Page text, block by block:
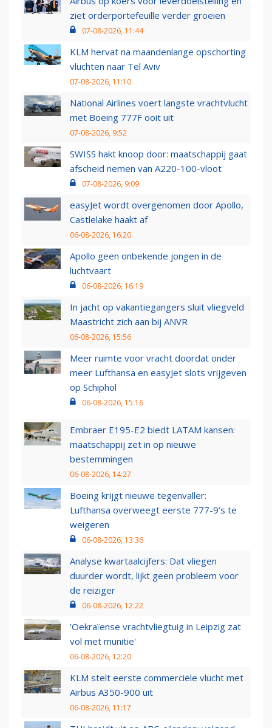
ziet orderportefeuille verder groeien
07-08-2026, 11:44
KLM hervat na maandenlange opschorting
vluchten naar Tel Aviv
07-08-2026, 11:10
National Airlines voert langste vrachtvlucht
met Boeing 777F ooit uit
07-08-2026, 9:52
SWISS hakt knoop door: maatschappij gaat
afscheid nemen van A220-100-vloot
07-08-2026, 9:09
easyJet wordt overgenomen door Apollo,
Castlelake haakt af
06-08-2026, 16:20
Apollo geen onbekende jongen in de
luchtvaart
06-08-2026, 16:19
In jacht op vakantiegangers sluit vliegveld
Maastricht zich aan bij ANVR
06-08-2026, 15:56
Meer ruimte voor vracht doordat onder
meer Lufthansa en easyJet slots vrijgeven
op Schiphol
06-08-2026, 15:16
Embraer E195-E2 biedt LATAM kansen:
maatschappij zet in op nieuwe
bestemmingen
06-08-2026, 14:27
Boeing krijgt nieuwe tegenvaller:
Lufthansa overweegt eerste 777-9’s te
weigeren
06-08-2026, 13:36
Analyse kwartaalcijfers: Dat vliegen
duurder wordt, lijkt geen probleem voor
de reiziger
06-08-2026, 12:22
'Oekraïense vrachtvliegtuig in Leipzig zat
vol met munitie'
06-08-2026, 12:20
KLM stelt eerste commerciële vlucht met
Airbus A350-900 uit
06-08-2026, 11:17